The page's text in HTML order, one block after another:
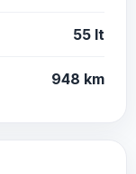
55 lt
948 km